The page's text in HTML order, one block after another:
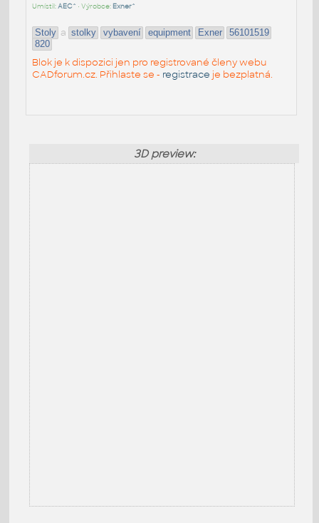
Umístil:AEC^ • Výrobce: Exner^
Stoly a stolky vybavení equipment Exner
56101519
820
Blok je k dispozici jen pro registrované členy webu
CADforum.cz. Přihlaste se - registrace je bezplatná.
3D preview: